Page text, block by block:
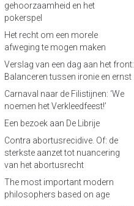
gehoorzaamheid en het
pokerspel
Het recht om een morele
afweging te mogen maken
Verslag van een dag aan het front:
Balanceren tussen ironie en ernst
Carnaval naar de Filistijnen: ‘We
noemen het Verkleedfeest!’
Een bezoek aan De Librije
Contra abortusrecidive. Of: de
sterkste aanzet tot nuancering
van het abortusrecht
The most important modern
philosophers based on age